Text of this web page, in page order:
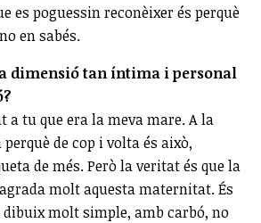
es poguessin reconèixer és perquè
en sabés.
dimensió tan íntima i personal
a tu que era la meva mare. A la
de cop i volta és això,
de més. Però la veritat és que la
molt aquesta maternitat. És
molt simple, amb carbó, no